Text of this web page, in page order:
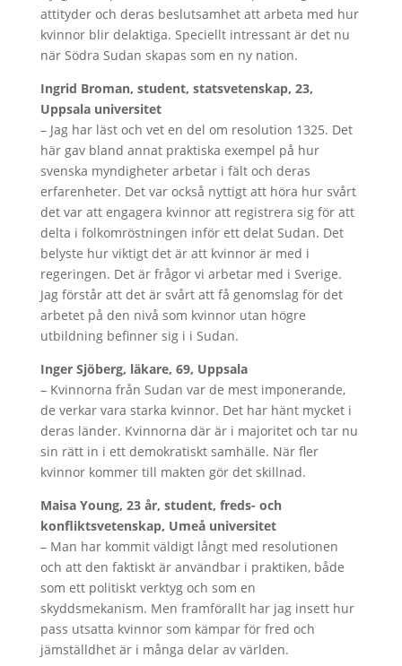
attityder och deras beslutsamhet att arbeta med hur
kvinnor blir delaktiga. Speciellt intressant är det nu
när Södra Sudan skapas som en ny nation.
Ingrid Broman, student, statsvetenskap, 23,
Uppsala universitet
– Jag har läst och vet en del om resolution 1325. Det
här gav bland annat praktiska exempel på hur
svenska myndigheter arbetar i fält och deras
erfarenheter. Det var också nyttigt att höra hur svårt
det var att engagera kvinnor att registrera sig för att
delta i folkomröstningen inför ett delat Sudan. Det
belyste hur viktigt det är att kvinnor är med i
regeringen. Det är frågor vi arbetar med i Sverige.
Jag förstår att det är svårt att få genomslag för det
arbetet på den nivå som kvinnor utan högre
utbildning befinner sig i i Sudan.
Inger Sjöberg, läkare, 69, Uppsala
– Kvinnorna från Sudan var de mest imponerande,
de verkar vara starka kvinnor. Det har hänt mycket i
deras länder. Kvinnorna där är i majoritet och tar nu
sin rätt in i ett demokratiskt samhälle. När fler
kvinnor kommer till makten gör det skillnad.
Maisa Young, 23 år, student, freds- och
konfliktsvetenskap, Umeå universitet
– Man har kommit väldigt långt med resolutionen
och att den faktiskt är användbar i praktiken, både
som ett politiskt verktyg och som en
skyddsmekanism. Men framförallt har jag insett hur
pass utsatta kvinnor som kämpar för fred och
jämställdhet är i många delar av världen.